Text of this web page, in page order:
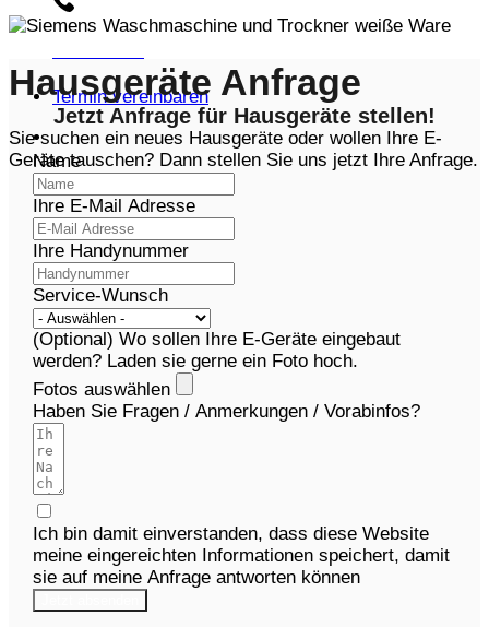
Termin vereinbaren
Hausgeräte Anfrage
Sie suchen ein neues Hausgeräte oder wollen Ihre E-
Geräte tauschen? Dann stellen Sie uns jetzt Ihre Anfrage.
Jetzt Anfrage für Hausgeräte stellen!
Name
Ihre E-Mail Adresse
Ihre Handynummer
Service-Wunsch
(Optional) Wo sollen Ihre E-Geräte eingebaut
werden? Laden sie gerne ein Foto hoch.
Fotos auswählen
Haben Sie Fragen / Anmerkungen / Vorabinfos?
Ich bin damit einverstanden, dass diese Website
meine eingereichten Informationen speichert, damit
sie auf meine Anfrage antworten können